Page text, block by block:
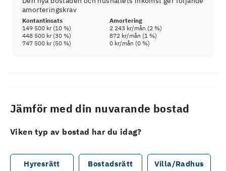
amorteringskrav
Kontantinsats
Amortering
149 500 kr(10 %) 2 243 kr/mån (2 %)
448 500 kr(30 %) 872 kr/mån (1 %)
747 500 kr(50 %) 0 kr/mån (0 %)
Jämför med din nuvarande bostad
Viken typ av bostad har du idag?
Hyresrätt Bostadsrätt Villa/Radhus